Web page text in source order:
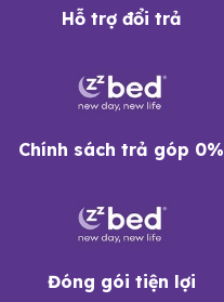
Hỗ trợ đổi trả
Chính sách trả góp 0%
Đóng gói tiện lợi